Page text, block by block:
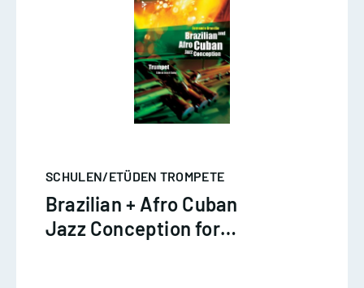
SCHULEN/ETÜDEN TROMPETE
Brazilian + Afro Cuban
Jazz Conception for